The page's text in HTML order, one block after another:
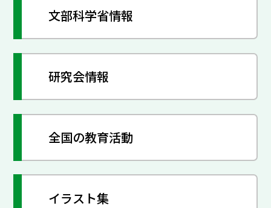
文部科学省情報
研究会情報
全国の教育活動
イラスト集